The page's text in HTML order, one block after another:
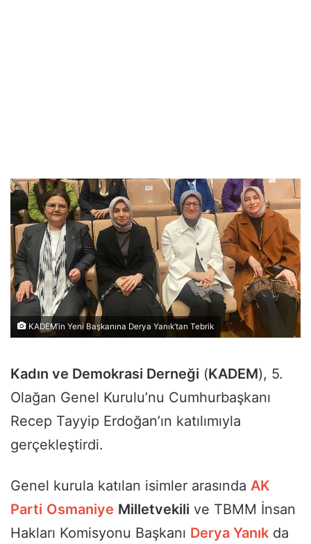
KADEM’in Yeni Başkanına Derya Yanık’tan Tebrik
Kadın ve Demokrasi Derneği (KADEM), 5.
Olağan Genel Kurulu’nu Cumhurbaşkanı
Recep Tayyip Erdoğan’ın katılımıyla
gerçekleştirdi.
Genel kurula katılan isimler arasında AK
Parti Osmaniye Milletvekili ve TBMM İnsan
Hakları Komisyonu Başkanı Derya Yanık da